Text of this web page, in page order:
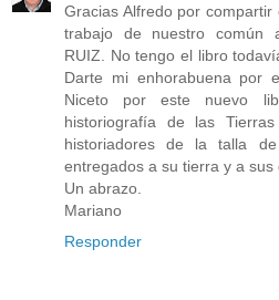
Gracias Alfredo por
trabajo de nuestro común
RUIZ. No tengo el libro
Darte mi enhorabuena por
Niceto por este nuevo
historiografía de las
historiadores de la talla
entregados a su tierra y a sus
Un abrazo.
Mariano
Responder